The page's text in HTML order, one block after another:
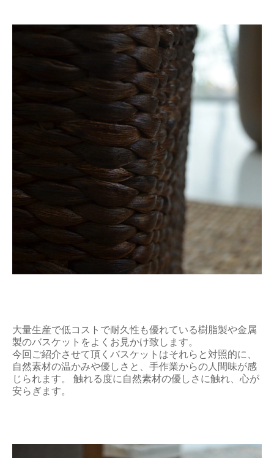
大量生産で低コストで耐久性も優れている樹脂製や金属
製のバスケットをよくお見かけ致します。
今回ご紹介させて頂くバスケットはそれらと対照的に、
自然素材の温かみや優しさと、手作業からの人間味が感
じられます。 触れる度に自然素材の優しさに触れ、心が
安らぎます。